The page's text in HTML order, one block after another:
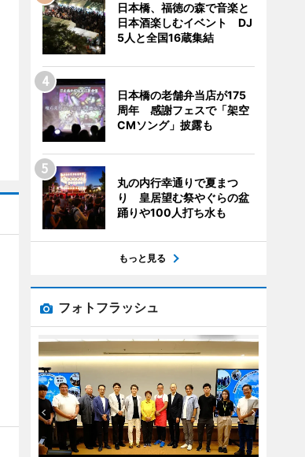
日本橋、福徳の森で音楽と
日本酒楽しむイベント DJ
5人と全国16蔵集結
日本橋の老舗弁当店が175
周年 感謝フェスで「架空
CMソング」披露も
丸の内行幸通りで夏まつ
り 皇居望む祭やぐらの盆
踊りや100人打ち水も
もっと見る
フォトフラッシュ